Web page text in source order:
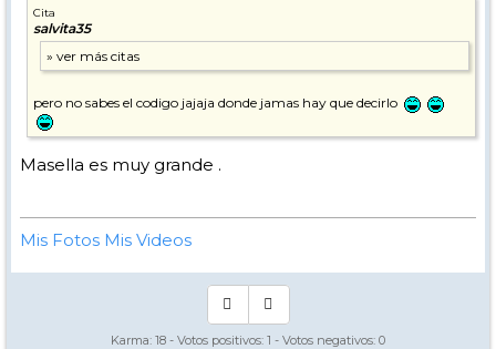
Cita
salvita35
pero no sabes el codigo jajaja donde jamas hay que decirlo
Masella es muy grande .
Mis Fotos Mis Videos
Karma: 18 - Votos positivos: 1 - Votos negativos: 0